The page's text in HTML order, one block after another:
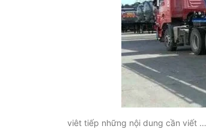
viêt tiếp những nội dung cần viết …